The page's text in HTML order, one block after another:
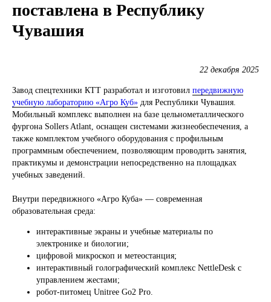
поставлена в Республику
Чувашия
22 декабря 2025
Завод спецтехники КТТ разработал и изготовил передвижную
учебную лабораторию «Агро Куб» для Республики Чувашия.
Мобильный комплекс выполнен на базе цельнометаллического
фургона Sollers Atlant, оснащен системами жизнеобеспечения, а
также комплектом учебного оборудования с профильным
программным обеспечением, позволяющим проводить занятия,
практикумы и демонстрации непосредственно на площадках
учебных заведений.
Внутри передвижного «Агро Куба» — современная
образовательная среда:
интерактивные экраны и учебные материалы по
электронике и биологии;
цифровой микроскоп и метеостанция;
интерактивный голографический комплекс NettleDesk с
управлением жестами;
робот-питомец Unitree Go2 Pro.